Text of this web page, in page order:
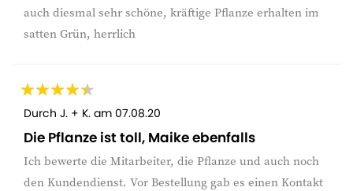
auch diesmal sehr schöne, kräftige Pflanze erhalten im
satten Grün, herrlich
Durch J. + K. am 07.08.20
Die Pflanze ist toll, Maike ebenfalls
Ich bewerte die Mitarbeiter, die Pflanze und auch noch
den Kundendienst. Vor Bestellung gab es einen Kontakt